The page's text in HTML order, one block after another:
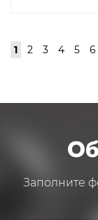
1 2 3 4 5 6
Заполните